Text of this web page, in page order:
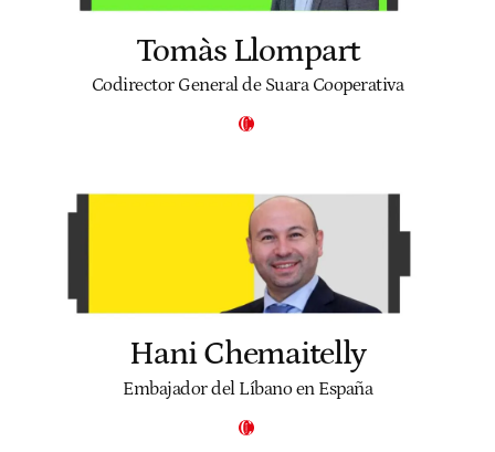
Tomàs Llompart
Codirector General de Suara Cooperativa
Hani Chemaitelly
Embajador del Líbano en España